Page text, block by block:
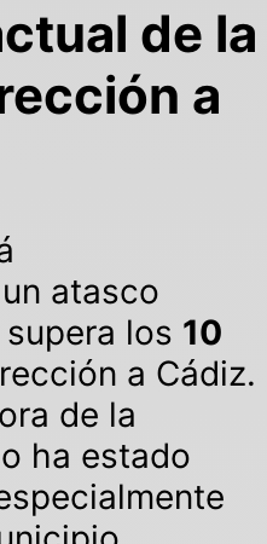
de la
a
atasco
los 10
a Cádiz.
de la
ha estado